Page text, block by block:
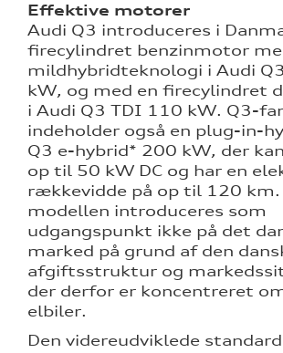
Effektive motorer
Audi Q3 introduceres i
firecylindret benzinmotor
mildhybridteknologi i Audi
kW, og med en firecylindret
i Audi Q3 TDI 110 kW. Q3-
indeholder også en plug-in-
Q3 e-hybrid* 200 kW, der
op til 50 kW DC og har en
rækkevidde på op til 120 km.
modellen introduceres som
udgangspunkt ikke på det
marked på grund af den
afgiftsstruktur og
der derfor er koncentreret
elbiler.
Den videreudviklede